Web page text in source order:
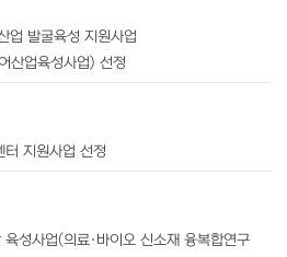
업 발굴육성 지원사업
산업육성사업) 선정
터 지원사업 선정
성사업(의료·바이오 신소재 융복합연구